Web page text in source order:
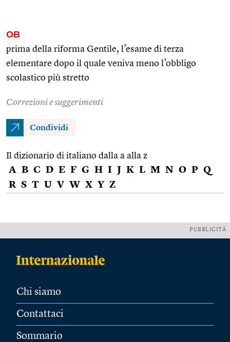
OB
prima della riforma Gentile, l’esame di terza
elementare dopo il quale veniva meno l’obbligo
scolastico più stretto
Correzioni e suggerimenti
Condividi
Il dizionario di italiano dalla a alla z
A B C D E F G H I J K L M N O P Q
R S T U V W X Y Z
PUBBLICITÀ
Chi siamo
Contattaci
Sommario